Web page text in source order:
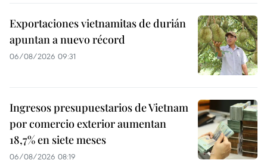
Exportaciones vietnamitas de durián
apuntan a nuevo récord
06/08/2026 09:31
Ingresos presupuestarios de Vietnam
por comercio exterior aumentan
18,7% en siete meses
06/08/2026 08:19